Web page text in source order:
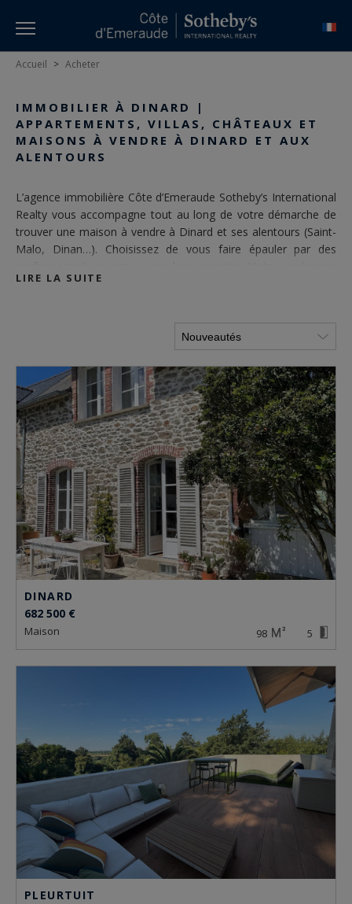
Accueil > Acheter
IMMOBILIER À DINARD |
APPARTEMENTS, VILLAS, CHÂTEAUX ET
MAISONS À VENDRE À DINARD ET AUX
ALENTOURS
L’agence immobilière Côte d’Emeraude Sotheby’s International
Realty vous accompagne tout au long de votre démarche de
trouver une maison à vendre à Dinard et ses alentours (Saint-
Malo, Dinan…). Choisissez de vous faire épauler par des
significative dans l’
notre portefeuille de biens ci-dessous.
LIRE LA SUITE
DINARD
682 500 €
maison 98 5
PLEURTUIT